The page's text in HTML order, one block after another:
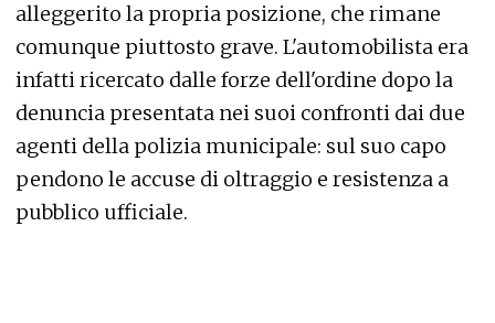
alleggerito la propria posizione, che rimane
comunque piuttosto grave. L'automobilista era
infatti ricercato dalle forze dell'ordine dopo la
denuncia presentata nei suoi confronti dai due
agenti della polizia municipale: sul suo capo
pendono le accuse di oltraggio e resistenza a
pubblico ufficiale.